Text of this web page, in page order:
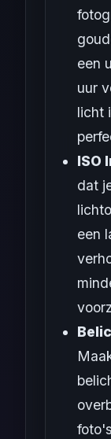
een
uur
licht
ISO
dat
een